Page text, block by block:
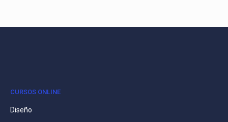
CURSOS ONLINE
Diseño